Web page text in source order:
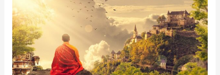
BUDISTA
PARA
MOMENTOS
DIFÍCILES